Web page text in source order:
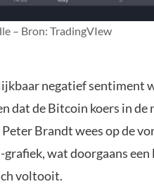
– Bron: TradingVIew
negatief sentiment
dat de Bitcoin koers in de
Brandt wees op de
wat doorgaans
voltooit.